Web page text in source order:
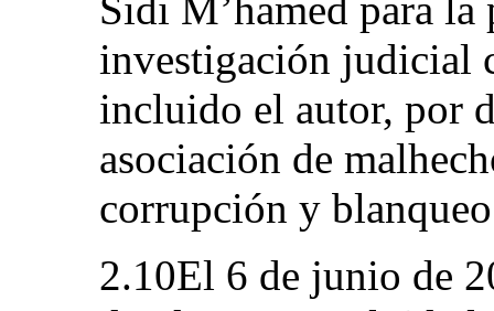
Sidi M’hamed para la
investigación judicial
incluido el autor, por
asociación de
corrupción y
2.10El 6 de junio de